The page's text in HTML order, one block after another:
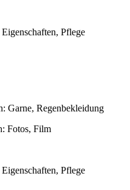
Pflege
Garne, Regenbekleidung
Fotos, Film
Pflege